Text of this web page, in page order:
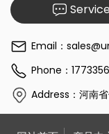
Email：
Phone：
Address：河南